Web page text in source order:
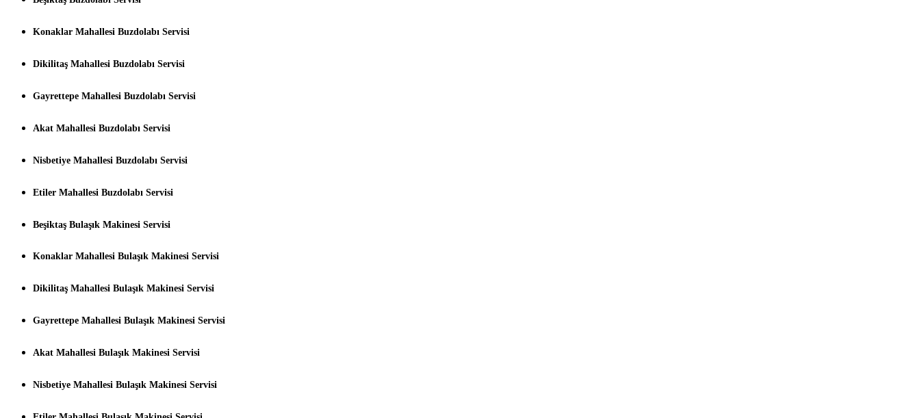
Konaklar Mahallesi Buzdolabı Servisi
Dikilitaş Mahallesi Buzdolabı Servisi
Gayrettepe Mahallesi Buzdolabı Servisi
Akat Mahallesi Buzdolabı Servisi
Nisbetiye Mahallesi Buzdolabı Servisi
Etiler Mahallesi Buzdolabı Servisi
Beşiktaş Bulaşık Makinesi Servisi
Konaklar Mahallesi Bulaşık Makinesi Servisi
Dikilitaş Mahallesi Bulaşık Makinesi Servisi
Gayrettepe Mahallesi Bulaşık Makinesi Servisi
Akat Mahallesi Bulaşık Makinesi Servisi
Nisbetiye Mahallesi Bulaşık Makinesi Servisi